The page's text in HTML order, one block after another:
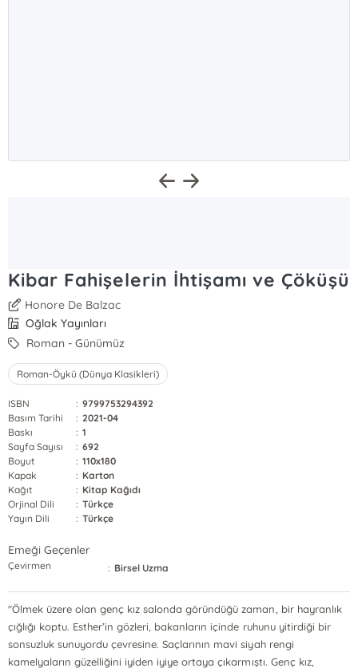
Kibar Fahişelerin İhtişamı ve Çöküşü
Honore De Balzac
Oğlak Yayınları
Roman - Günümüz
Roman-Öykü (Dünya Klasikleri)
ISBN : 9799753294392
Basım Tarihi
: 2021-04
Baskı
: 1
Sayfa Sayısı
: 692
Boyut
: 110x180
Kapak
: Karton
Kağıt
: Kitap Kağıdı
Orjinal Dili
: Türkçe
Yayın Dili
: Türkçe
Emeği Geçenler
Çevirmen : Birsel Uzma
"Ölmek üzere olan genç kız salonda göründüğü zaman, bir hayranlık
çığlığı koptu. Esther’in gözleri, bakanların içinde ruhunu yitirdiği bir
sonsuzluk sunuyordu çevresine. Saçlarının mavi siyah rengi
kamelyaların güzelliğini iyiden iyiye ortaya çıkarmıştı. Genç kız,